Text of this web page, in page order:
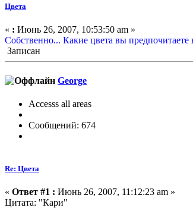
Цвета
« : Июнь 26, 2007, 10:53:50 am »
Собственно... Какие цвета вы предпочитаете
Записан
George
Accesss all areas
Сообщений: 674
Re: Цвета
« Ответ #1 : Июнь 26, 2007, 11:12:23 am »
Цитата: "Кари"